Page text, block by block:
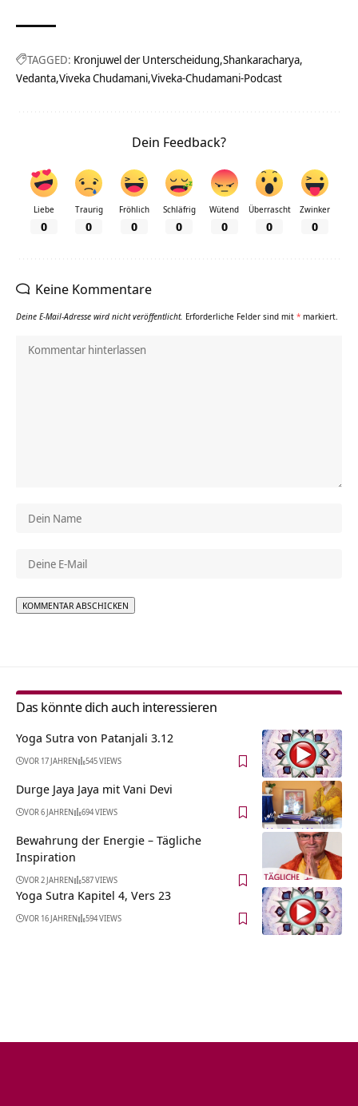
TAGGED: Kronjuwel der Unterscheidung Shankaracharya
Vedanta Viveka Chudamani Viveka-Chudamani-Podcast
Dein Feedback?
Liebe
0
Traurig
0
Fröhlich
0
Schläfrig
0
Wütend
0
Überrascht
0
Zwinker
0
Keine Kommentare
Deine E-Mail-Adresse wird nicht veröffentlicht. Erforderliche Felder sind mit * markiert.
Das könnte dich auch interessieren
Yoga Sutra von Patanjali 3.12
VOR 17 JAHREN 545 VIEWS
Durge Jaya Jaya mit Vani Devi
VOR 6 JAHREN 694 VIEWS
Bewahrung der Energie – Tägliche
Inspiration
VOR 2 JAHREN 587 VIEWS
Yoga Sutra Kapitel 4, Vers 23
VOR 16 JAHREN 594 VIEWS